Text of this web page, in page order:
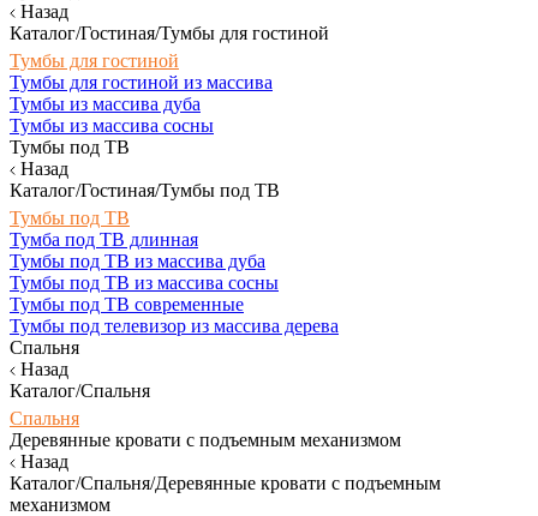
Назад
Каталог/Гостиная/Тумбы для гостиной
Тумбы для гостиной
Тумбы для гостиной из массива
Тумбы из массива дуба
Тумбы из массива сосны
Тумбы под ТВ
Назад
Каталог/Гостиная/Тумбы под ТВ
Тумбы под ТВ
Тумба под ТВ длинная
Тумбы под ТВ из массива дуба
Тумбы под ТВ из массива сосны
Тумбы под ТВ современные
Тумбы под телевизор из массива дерева
Спальня
Назад
Каталог/Спальня
Спальня
Деревянные кровати с подъемным механизмом
Назад
Каталог/Спальня/Деревянные кровати с подъемным
механизмом